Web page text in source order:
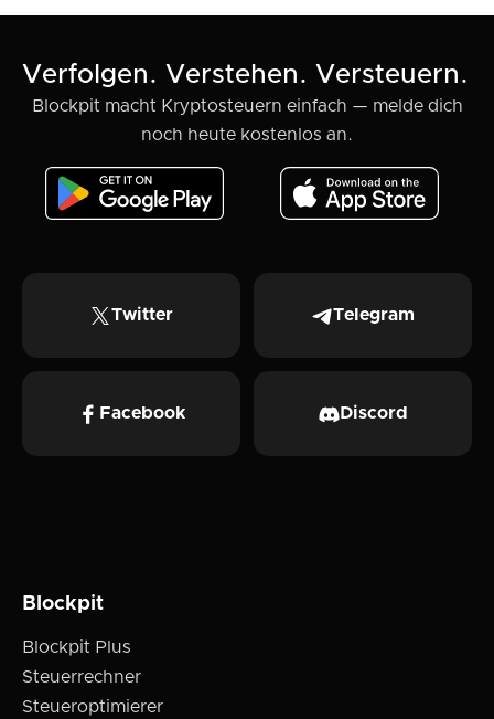
Verfolgen. Verstehen. Versteuern.
Blockpit macht Kryptosteuern einfach — melde dich
noch heute kostenlos an.
Twitter Telegram
Facebook Discord
Blockpit
Blockpit Plus
Steuerrechner
Steueroptimierer